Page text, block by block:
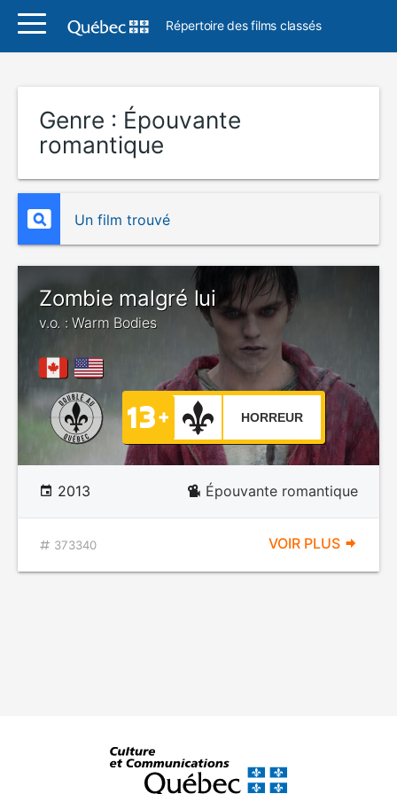
Répertoire des films classés
Genre : Épouvante
romantique
Un film trouvé
Zombie malgré lui
v.o. : Warm Bodies
HORREUR
2013 Épouvante romantique
373340 VOIR PLUS